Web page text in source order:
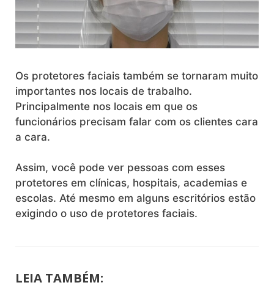
Os protetores faciais também se tornaram muito
importantes nos locais de trabalho.
Principalmente nos locais em que os
funcionários precisam falar com os clientes cara
a cara.
Assim, você pode ver pessoas com esses
protetores em clínicas, hospitais, academias e
escolas. Até mesmo em alguns escritórios estão
exigindo o uso de protetores faciais.
LEIA TAMBÉM: